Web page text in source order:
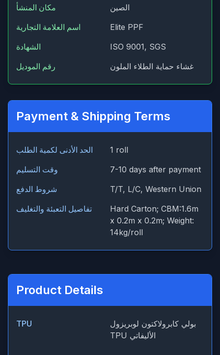
مكان المنشأ
الصين
اسم العلامة التجارية
Elite PPF
الشهادة
ISO 9001, SGS
رقم الموديل
غشاء حماية الطلاء الملون
Payment & Shipping Terms
الحد الأدنى لكمية الطلب
1 roll
وقت التسليم
7-10 days after payment
شروط الدفع
T/T, L/C, Western Union
تفاصيل التعبئة والتغليف
Hard Carton; CBM:1.6m
x 0.2m x 0.2m; Weight:
14kg/roll
Product Details
TPU
بولي كابرولاكتون لوبريزول
TPU الأليفاتي